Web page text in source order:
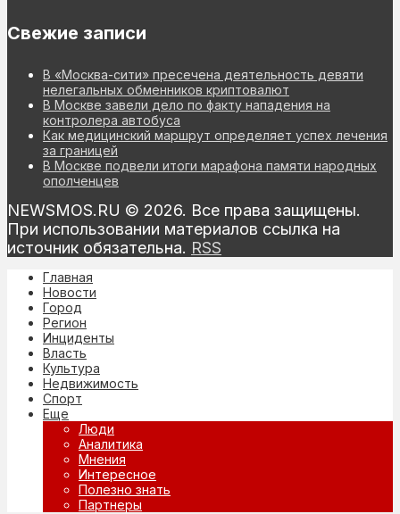
Свежие записи
В «Москва-сити» пресечена деятельность девяти
нелегальных обменников криптовалют
В Москве завели дело по факту нападения на
контролера автобуса
Как медицинский маршрут определяет успех лечения
за границей
В Москве подвели итоги марафона памяти народных
ополченцев
NEWSMOS.RU © 2026. Все права защищены.
При использовании материалов ссылка на
источник обязательна. RSS
Главная
Новости
Город
Регион
Инциденты
Власть
Культура
Недвижимость
Спорт
Еще
Люди
Аналитика
Мнения
Интересное
Полезно знать
Партнеры